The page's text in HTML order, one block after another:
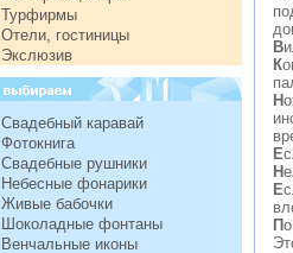
Турфирмы
Отели, гостиницы
Экслюзив
Свадебный каравай
Фотокнига
Свадебные рушники
Небесные фонарики
Живые бабочки
Шоколадные фонтаны
Венчальные иконы
В
К
Н
Е
Н
Е
П